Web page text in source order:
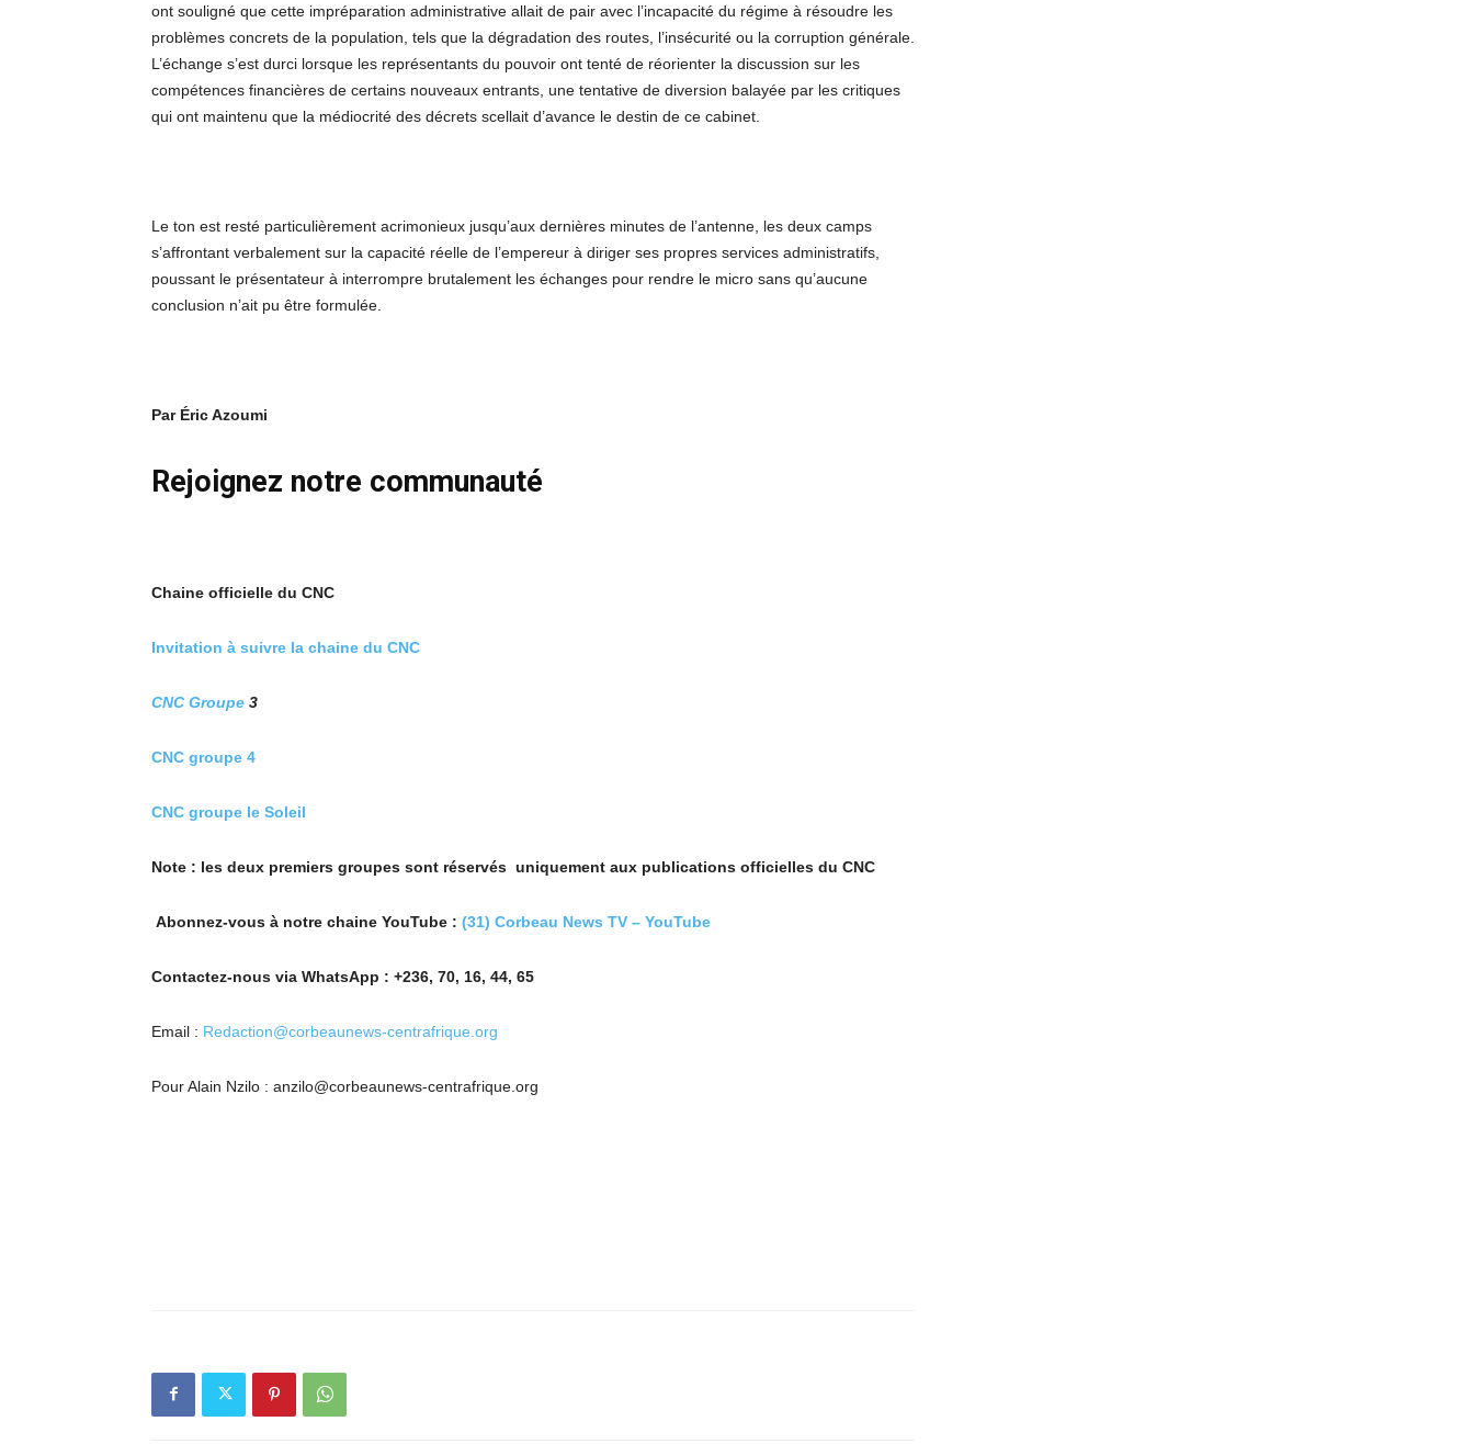
ont souligné que cette impréparation administrative allait de pair avec l’incapacité du régime à résoudre les
problèmes concrets de la population, tels que la dégradation des routes, l’insécurité ou la corruption générale.
L’échange s’est durci lorsque les représentants du pouvoir ont tenté de réorienter la discussion sur les
compétences financières de certains nouveaux entrants, une tentative de diversion balayée par les critiques
qui ont maintenu que la médiocrité des décrets scellait d’avance le destin de ce cabinet.
Le ton est resté particulièrement acrimonieux jusqu’aux dernières minutes de l’antenne, les deux camps
s’affrontant verbalement sur la capacité réelle de l’empereur à diriger ses propres services administratifs,
poussant le présentateur à interrompre brutalement les échanges pour rendre le micro sans qu’aucune
conclusion n’ait pu être formulée.
Par Éric Azoumi
Rejoignez notre communauté
Chaine officielle du CNC
Invitation à suivre la chaine du CNC
CNC Groupe 3
CNC groupe 4
CNC groupe le Soleil
Note : les deux premiers groupes sont réservés uniquement aux publications officielles du CNC
Abonnez-vous à notre chaine YouTube : (31) Corbeau News TV – YouTube
Contactez-nous via WhatsApp : +236, 70, 16, 44, 65
Email : Redaction@corbeaunews-centrafrique.org
Pour Alain Nzilo : anzilo@corbeaunews-centrafrique.org